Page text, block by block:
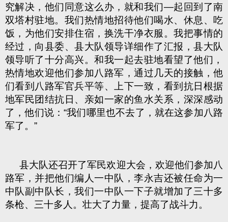
究解决，他们同意这么办，就和我们—起回到了南
双塔村驻地。我们热情地招待他们喝水、休息、吃
饭，为他们安排住宿，换洗干净衣服。我把事情的
经过，向县委、县大队领导详细作了汇报，县大队
领导听了十分高兴。和我一起去驻地看望了他们，
热情地欢迎他们参加八路军，通过几天的接触，他
们看到八路军官兵平等、上下一致，看到抗日根据
地军民团结抗日、亲如一家的鱼水关系，深深感动
了，他们说：“我们哪里也不去了，就在这参加八路
军了。”
县大队还召开了军民欢迎大会，欢迎他们参加八
路军，并把他们编人一中队，李永吉还被任命为一
中队副中队长，我们一中队一下子就增加了三十多
条枪、三十多人。壮大了力量，提高了战斗力。